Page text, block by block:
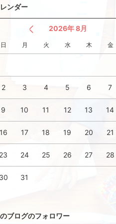
ンダー
2026年 8月
日 月 火 水 木 金
2 3 4 5 6 7
9 10 11 12 13 14
17 18 19 20 21
24 25 26 27 28
31
ブログのフォロワー